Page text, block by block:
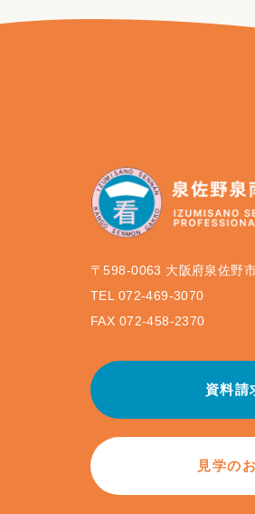
〒598-0063 大阪府泉佐野
TEL 072-469-3070
FAX 072-458-2370
資料請
見学の